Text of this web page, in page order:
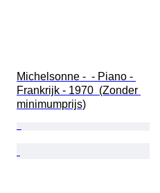
Michelsonne -  - Piano -
Frankrijk - 1970  (Zonder
minimumprijs)